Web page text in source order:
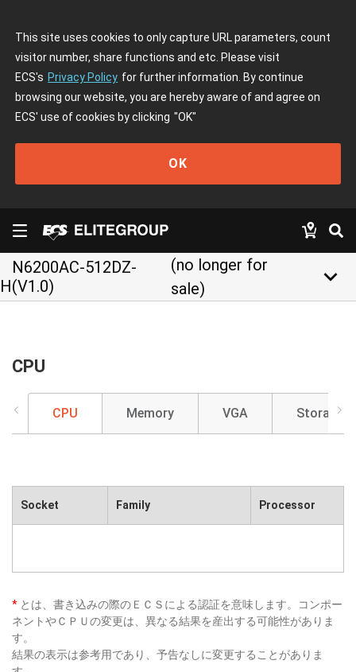
This site uses cookies to only capture URL parameters, count
visitor number, share functions and etc. Please visit
ECS's Privacy Policy for further information. By continue
browsing our website, you are hereby aware of and agree on
ECS' use of cookies by clicking "OK"
OK
N6200AC-512DZ-
H(V1.0)
(no longer for
sale)
keyboard_arrow_down
CPU
CPU Memory VGA Storage
Socket Family Processor
* とは、書き込みの際のＥＣＳによる認証を意味します。コンポー
ネントやＣＰＵの変更は、異なる結果を産出する可能性がありま
す。
結果の表示は参考用であり、予告なしに変更することがありま